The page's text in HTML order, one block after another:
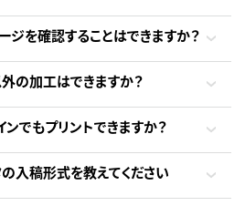
ジを確認することはできますか？
の加工はできますか？
でもプリントできますか？
入稿形式を教えてください